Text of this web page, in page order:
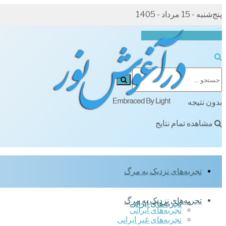
پنج‌شنبه - 15 مرداد - 1405
ارسال تجربه‌های شخصی
بدون نتیجه
مشاهده تمام نتایج
تجربه‌های نزدیک به مرگ
تجربه‌های ایرانی
تجربه‌های نزدیک به مرگ
تجربه‌های ایرانی
تجربه‌های غیر ایرانی